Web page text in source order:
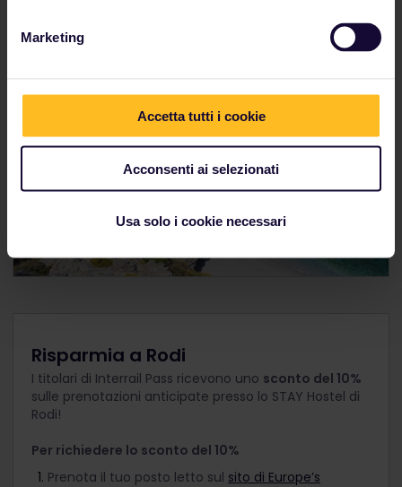
Marketing
Accetta tutti i cookie
Acconsenti ai selezionati
Usa solo i cookie necessari
Risparmia a Rodi
I titolari di Interrail Pass ricevono uno sconto del 10%
sulle prenotazioni anticipate presso lo STAY Hostel di
Rodi!
Per richiedere lo sconto del 10%
Prenota il tuo posto letto sul sito di Europe’s